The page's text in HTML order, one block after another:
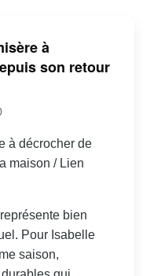
à
son retour
à décrocher de
maison / Lien
bien
Pour Isabelle
saison,